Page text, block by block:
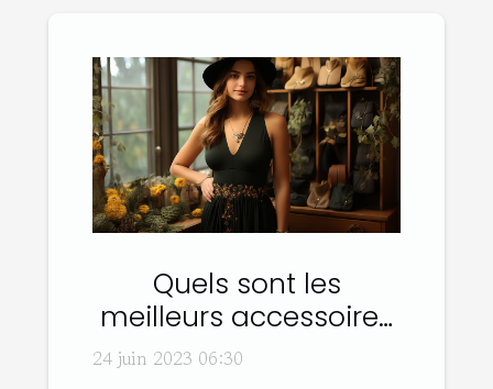
Quels sont les
meilleurs accessoires
de mode pour
24 juin 2023 06:30